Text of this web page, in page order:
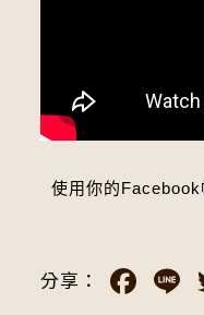
使用你的Facebook
分享：